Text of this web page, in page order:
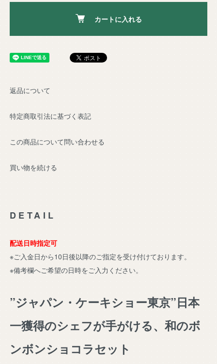
カートに入れる
返品について
特定商取引法に基づく表記
この商品について問い合わせる
買い物を続ける
DETAIL
配送日時指定可
※ご入金日から10日後以降のご指定を受け付けております。
※備考欄へご希望の日時をご入力ください。
”ジャパン・ケーキショー東京”日本
一獲得のシェフが手がける、和のボ
ンボンショコラセット